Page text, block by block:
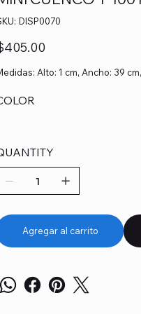
SKU
DISP0070
DISP0070
Alto: 1 cm, Ancho: 39
Agregar al carrito